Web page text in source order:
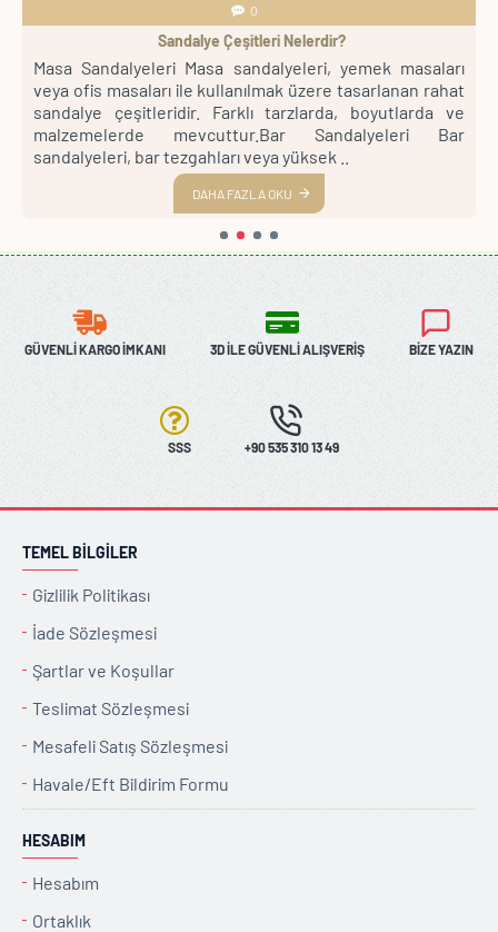
0
Sandalye Çeşitleri Nelerdir?
Masa Sandalyeleri Masa sandalyeleri, yemek masaları
veya ofis masaları ile kullanılmak üzere tasarlanan rahat
sandalye çeşitleridir. Farklı tarzlarda, boyutlarda ve
malzemelerde mevcuttur.Bar Sandalyeleri Bar
sandalyeleri, bar tezgahları veya yüksek ..
DAHA FAZLA OKU
GÜVENLI KARGO İMKANI 3D İLE GÜVENLI ALIŞVERIŞ BIZE YAZIN
SSS +90 535 310 13 49
TEMEL BILGILER
Gizlilik Politikası
İade Sözleşmesi
Şartlar ve Koşullar
Teslimat Sözleşmesi
Mesafeli Satış Sözleşmesi
Havale/Eft Bildirim Formu
HESABIM
Hesabım
Ortaklık